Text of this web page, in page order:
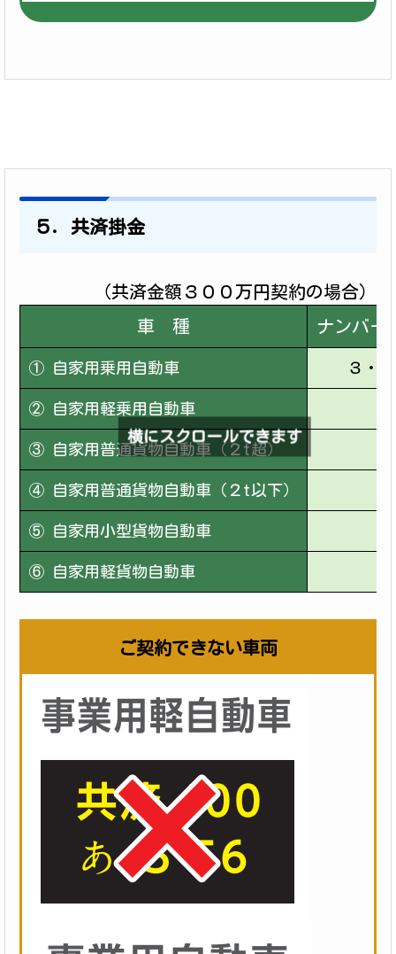
５．共済掛金
（共済金額３００万円契約の場合）
車 種
ナンバー
① 自家用乗用自動車 ３・
② 自家用軽乗用自動車
③ 自家用普通貨物自動車（２t超）
④ 自家用普通貨物自動車（２t以下）
⑤ 自家用小型貨物自動車
⑥ 自家用軽貨物自動車
横にスクロールできます
ご契約できない車両